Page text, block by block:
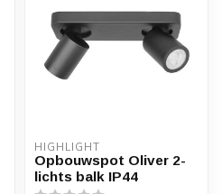
HIGHLIGHT
Opbouwspot Oliver 2-
lichts balk IP44